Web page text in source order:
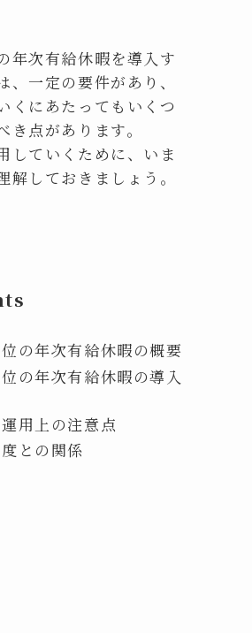
年次有給休暇を導入す
、一定の要件があり、
くにあたってもいくつ
き点があります。
していくために、いま
解しておきましょう。
の年次有給休暇の概要
の年次有給休暇の導入
用上の注意点
との関係